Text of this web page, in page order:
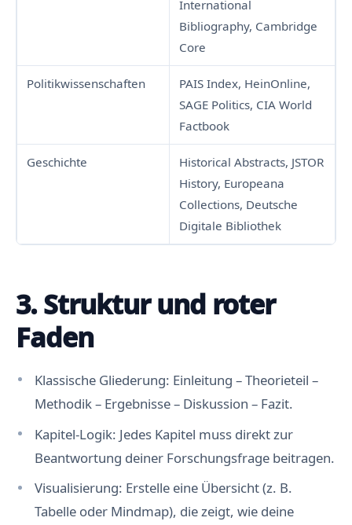
International
Bibliography, Cambridge
Core
Politikwissenschaften
PAIS Index, HeinOnline,
SAGE Politics, CIA World
Factbook
Geschichte
Historical Abstracts, JSTOR
History, Europeana
Collections, Deutsche
Digitale Bibliothek
3. Struktur und roter
Faden
Klassische Gliederung: Einleitung – Theorieteil –
Methodik – Ergebnisse – Diskussion – Fazit.
Kapitel-Logik: Jedes Kapitel muss direkt zur
Beantwortung deiner Forschungsfrage beitragen.
Visualisierung: Erstelle eine Übersicht (z. B.
Tabelle oder Mindmap), die zeigt, wie deine